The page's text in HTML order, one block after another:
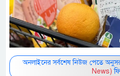
অনলাইনের সর্বশেষ নিউজ পেতে
News)